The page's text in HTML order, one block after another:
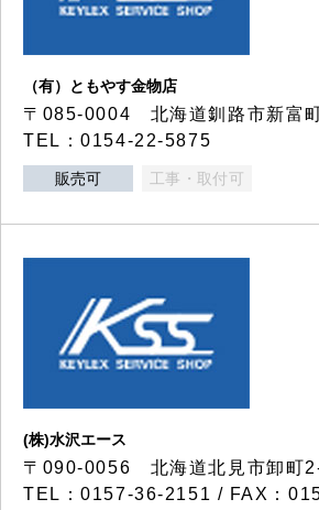
（有）ともやす金物店
〒085-0004 北海道釧路市新富
TEL：0154-22-5875
販売可 工事・取付可
(株)水沢エース
〒090-0056 北海道北見市卸町
TEL：0157-36-2151 / FAX：